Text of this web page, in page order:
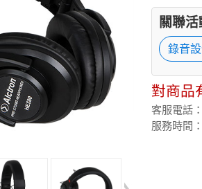
關聯
錄音
對商品
客服電話
服務時間